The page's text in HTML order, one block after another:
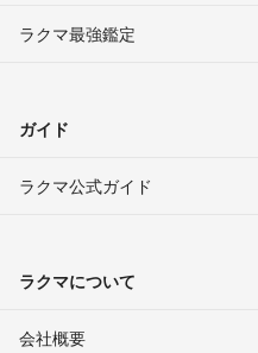
ラクマ最強鑑定
ガイド
ラクマ公式ガイド
ラクマについて
会社概要